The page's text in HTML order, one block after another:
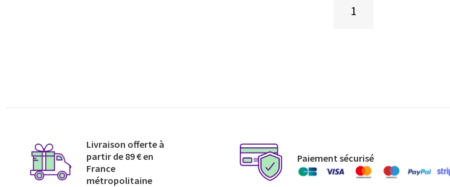
Livraison offerte à
partir de 89 € en
France
métropolitaine​
Paiement sécurisé